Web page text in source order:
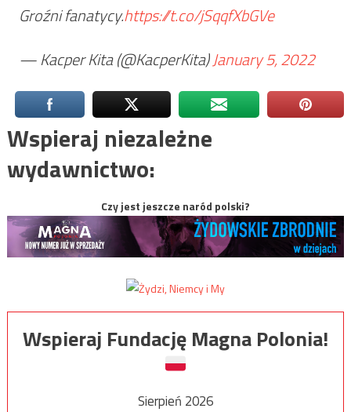
Groźni fanatycy.https://t.co/jSqqfXbGVe
— Kacper Kita (@KacperKita)January 5, 2022
Wspieraj niezależne
wydawnictwo:
Czy jest jeszcze naród polski?
Wspieraj Fundację Magna Polonia!
Sierpień 2026